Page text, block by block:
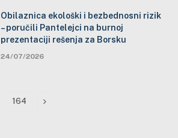
Obilaznica ekološki i bezbednosni rizik
– poručili Pantelejci na burnoj
prezentaciji rešenja za Borsku
24/07/2026
164 Next